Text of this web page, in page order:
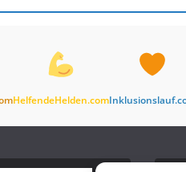
HelfendeHelden.com